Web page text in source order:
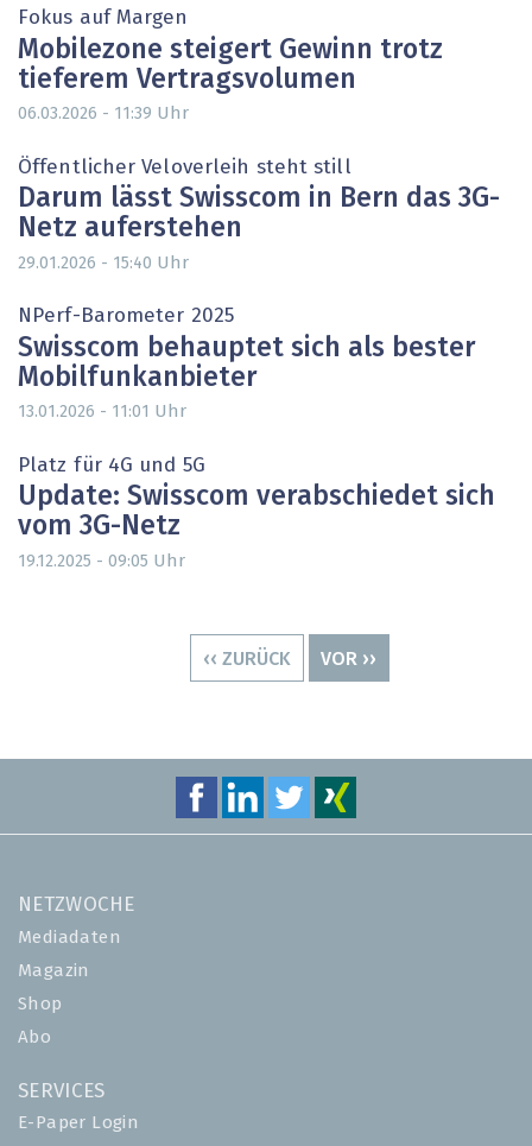
Fokus auf Margen
Mobilezone steigert Gewinn trotz
tieferem Vertragsvolumen
06.03.2026 - 11:39 Uhr
Öffentlicher Veloverleih steht still
Darum lässt Swisscom in Bern das 3G-
Netz auferstehen
29.01.2026 - 15:40 Uhr
NPerf-Barometer 2025
Swisscom behauptet sich als bester
Mobilfunkanbieter
13.01.2026 - 11:01 Uhr
Platz für 4G und 5G
Update: Swisscom verabschiedet sich
vom 3G-Netz
19.12.2025 - 09:05 Uhr
VORHERIGE
‹‹ ZURÜCK
NÄCHSTE
VOR ››
NETZWOCHE
Mediadaten
Magazin
Shop
Abo
SERVICES
E-Paper Login